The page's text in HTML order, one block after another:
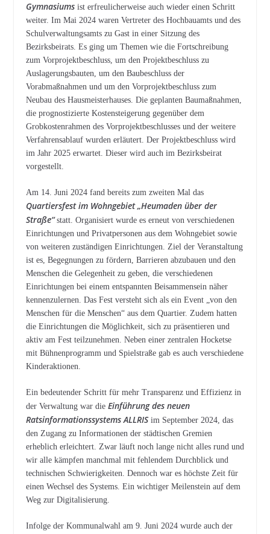
Gymnasiumsist erfreulicherweise auch wieder einen Schritt
weiter. Im Mai 2024 waren Vertreter des Hochbauamts und des
Schulverwaltungsamts zu Gast in einer Sitzung des
Bezirksbeirats. Es ging um Themen wie die Fortschreibung
zum Vorprojektbeschluss, um den Projektbeschluss zu
Auslagerungsbauten, um den Baubeschluss der
Vorabmaßnahmen und um den Vorprojektbeschluss zum
Neubau des Hausmeisterhauses. Die geplanten Baumaßnahmen,
die prognostizierte Kostensteigerung gegenüber dem
Grobkostenrahmen des Vorprojektbeschlusses und der weitere
Verfahrensablauf wurden erläutert. Der Projektbeschluss wird
im Jahr 2025 erwartet. Dieser wird auch im Bezirksbeirat
vorgestellt.
Am 14. Juni 2024 fand bereits zum zweiten Mal das
Quartiersfest im Wohngebiet „Heumaden über der
Straße“statt. Organisiert wurde es erneut von verschiedenen
Einrichtungen und Privatpersonen aus dem Wohngebiet sowie
von weiteren zuständigen Einrichtungen. Ziel der Veranstaltung
ist es, Begegnungen zu fördern, Barrieren abzubauen und den
Menschen die Gelegenheit zu geben, die verschiedenen
Einrichtungen bei einem entspannten Beisammensein näher
kennenzulernen. Das Fest versteht sich als ein Event „von den
Menschen für die Menschen“ aus dem Quartier. Zudem hatten
die Einrichtungen die Möglichkeit, sich zu präsentieren und
aktiv am Fest teilzunehmen. Neben einer zentralen Hocketse
mit Bühnenprogramm und Spielstraße gab es auch verschiedene
Kinderaktionen.
Ein bedeutender Schritt für mehr Transparenz und Effizienz in
der Verwaltung war die Einführung des neuen
Ratsinformationssystems ALLRISim September 2024, das
den Zugang zu Informationen der städtischen Gremien
erheblich erleichtert. Zwar läuft noch lange nicht alles rund und
wir alle kämpfen manchmal mit fehlendem Durchblick und
technischen Schwierigkeiten. Dennoch war es höchste Zeit für
einen Wechsel des Systems. Ein wichtiger Meilenstein auf dem
Weg zur Digitalisierung.
Infolge der Kommunalwahl am 9. Juni 2024 wurde auch der